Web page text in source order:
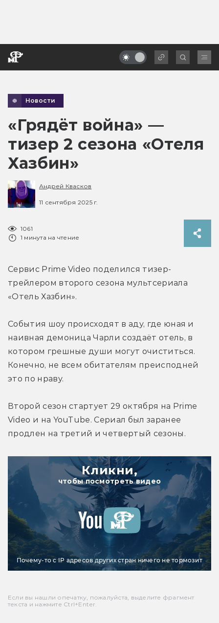
Новости
«Грядёт война» —
тизер 2 сезона «Отеля
Хазбин»
Андрей Квасков
11 сентября 2025 г.
1061
1 минута на чтение
Сервис Prime Video поделился тизер-
трейлером второго сезона мультсериала
«Отель Хазбин».
События шоу происходят в аду, где юная и
наивная демоница Чарли создаёт отель, в
котором грешные души могут очиститься.
Конечно, не всем обитателям преисподней
это по нраву.
Второй сезон стартует 29 октября на Prime
Video и на YouTube. Сериал был заранее
продлен на третий и четвертый сезоны.
Кликни,
чтобы посмотреть видео
Почему-то с IP адресов других стран ничего не тормозит
Если вы нашли опечатку, пожалуйста, выделите фрагмент
текста и нажмите Ctrl+Enter.